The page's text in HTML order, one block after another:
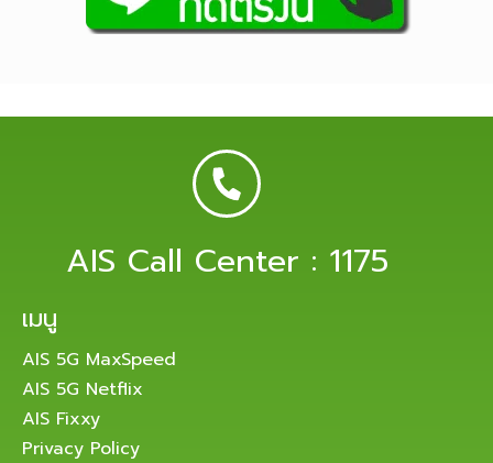
AIS Call Center : 1175
เมนู
AIS 5G MaxSpeed
AIS 5G Netflix
AIS Fixxy
Privacy Policy